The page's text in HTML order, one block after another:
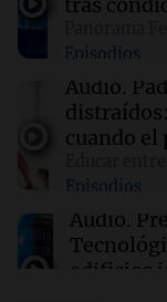
accidente
16:50 Mundo
mexicanos
16:27 Básquet
Jugaban al
apareció
momento
Episodios
Audio.
cuando el
Episodios
Audio.
edificios